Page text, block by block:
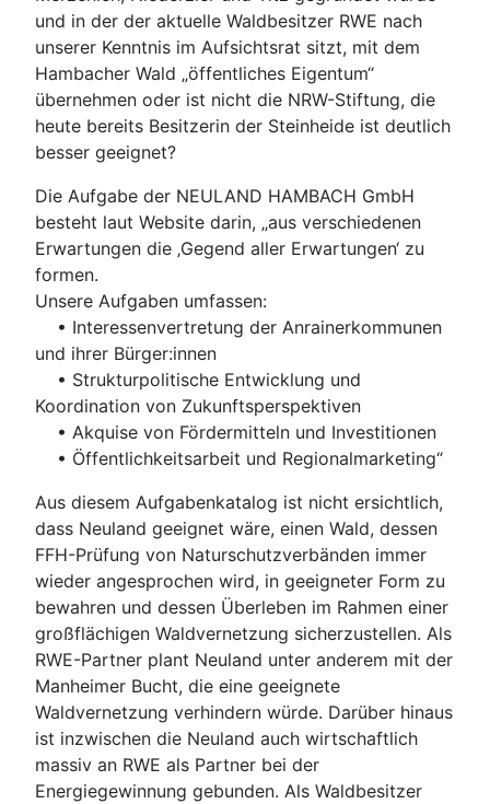
und in der der aktuelle Waldbesitzer RWE nach
unserer Kenntnis im Aufsichtsrat sitzt, mit dem
Hambacher Wald „öffentliches Eigentum“
übernehmen oder ist nicht die NRW-Stiftung, die
heute bereits Besitzerin der Steinheide ist deutlich
besser geeignet?
Die Aufgabe der NEULAND HAMBACH GmbH
besteht laut Website darin, „aus verschiedenen
Erwartungen die ‚Gegend aller Erwartungen‘ zu
formen.
Unsere Aufgaben umfassen:
• Interessenvertretung der Anrainer­kommunen
und ihrer Bürger:innen
• Strukturpolitische Entwicklung und
Koordination von Zukunftsperspektiven
• Akquise von Fördermitteln und Investitionen
• Öffentlichkeitsarbeit und Regionalmarketing“
Aus diesem Aufgabenkatalog ist nicht ersichtlich,
dass Neuland geeignet wäre, einen Wald, dessen
FFH-Prüfung von Naturschutzverbänden immer
wieder angesprochen wird, in geeigneter Form zu
bewahren und dessen Überleben im Rahmen einer
großflächigen Waldvernetzung sicherzustellen. Als
RWE-Partner plant Neuland unter anderem mit der
Manheimer Bucht, die eine geeignete
Waldvernetzung verhindern würde. Darüber hinaus
ist inzwischen die Neuland auch wirtschaftlich
massiv an RWE als Partner bei der
Energiegewinnung gebunden. Als Waldbesitzer